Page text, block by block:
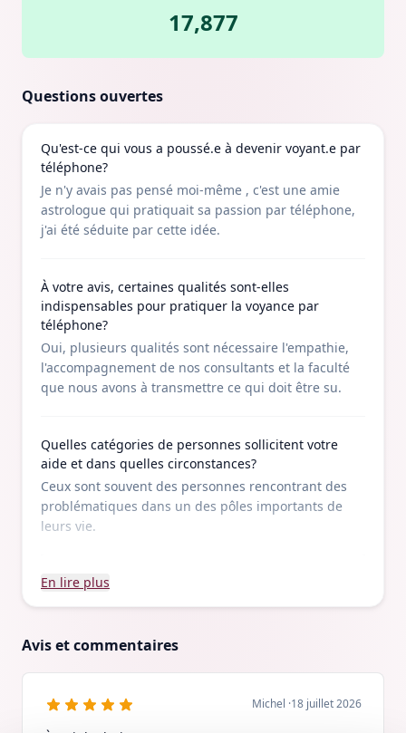
17,877
Questions ouvertes
Qu'est-ce qui vous a poussé.e à devenir voyant.e par
téléphone?
Je n'y avais pas pensé moi-même , c'est une amie
astrologue qui pratiquait sa passion par téléphone,
j'ai été séduite par cette idée.
À votre avis, certaines qualités sont-elles
indispensables pour pratiquer la voyance par
téléphone?
Oui, plusieurs qualités sont nécessaire l'empathie,
l'accompagnement de nos consultants et la faculté
que nous avons à transmettre ce qui doit être su.
Quelles catégories de personnes sollicitent votre
aide et dans quelles circonstances?
Ceux sont souvent des personnes rencontrant des
problématiques dans un des pôles importants de
leurs vie.
En lire plus
Avis et commentaires
Michel ·18 juillet 2026